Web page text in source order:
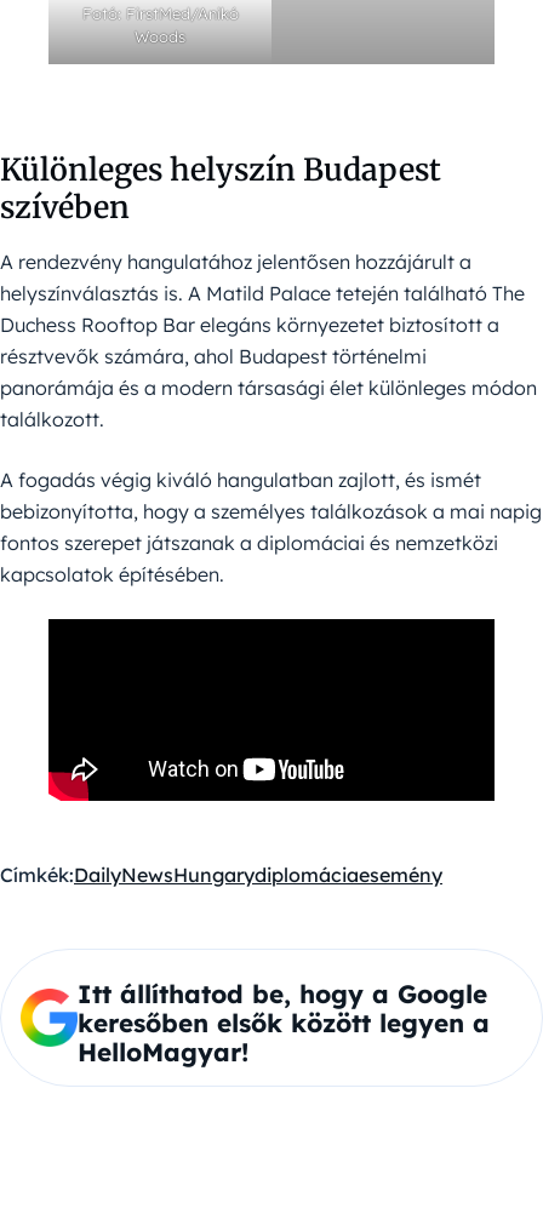
Fotó: FirstMed/Anikó
Woods
Különleges helyszín Budapest
szívében
A rendezvény hangulatához jelentősen hozzájárult a
helyszínválasztás is. A Matild Palace tetején található The
Duchess Rooftop Bar elegáns környezetet biztosított a
résztvevők számára, ahol Budapest történelmi
panorámája és a modern társasági élet különleges módon
találkozott.
A fogadás végig kiváló hangulatban zajlott, és ismét
bebizonyította, hogy a személyes találkozások a mai napig
fontos szerepet játszanak a diplomáciai és nemzetközi
kapcsolatok építésében.
Címkék:DailyNewsHungarydiplomáciaesemény
Itt állíthatod be, hogy a Google
keresőben elsők között legyen a
HelloMagyar!